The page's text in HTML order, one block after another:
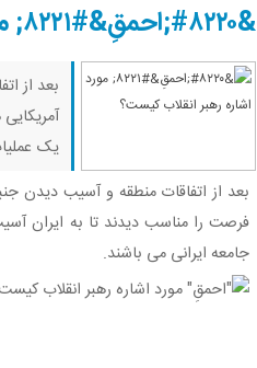
&#۸۲۲۰;احمقِ&#۸۲۲۱; مورد اشاره رهبر انقلاب کیست؟
بعد از
یک
بیا
بعد از اتفاقات منطقه و آسیب دیدن
فرصت را مناسب دیدند تا به ایران
جامعه ایرانی می باشند.